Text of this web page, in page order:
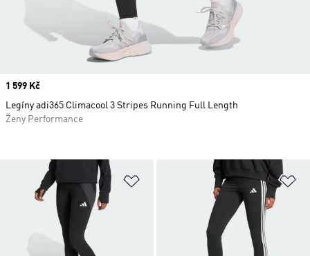
Přidat do seznamu přání
Price
1 599 Kč
Legíny adi365 Climacool 3 Stripes Running Full Length
Ženy Performance